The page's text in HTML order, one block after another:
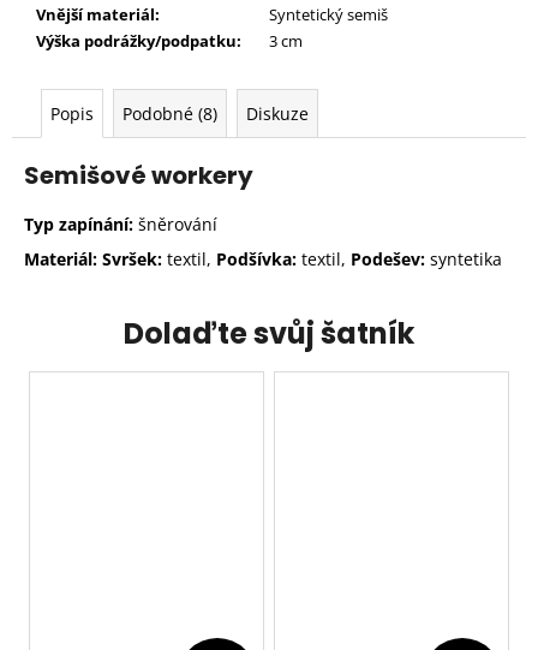
Vnější materiál:
Syntetický semiš
Výška podrážky/podpatku:
3 cm
Popis Podobné (8) Diskuze
Semišové workery
Typ zapínání: šněrování
Materiál: Svršek: textil, Podšívka: textil, Podešev: syntetika
Dolaďte svůj šatník